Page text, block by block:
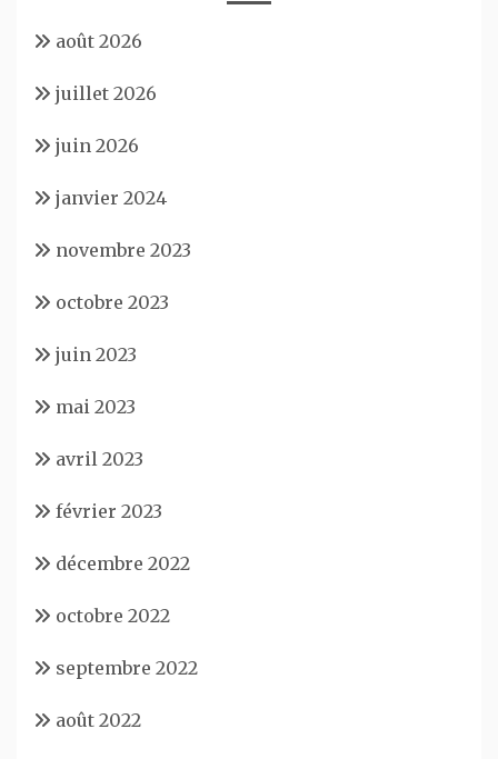
août 2026
juillet 2026
juin 2026
janvier 2024
novembre 2023
octobre 2023
juin 2023
mai 2023
avril 2023
février 2023
décembre 2022
octobre 2022
septembre 2022
août 2022